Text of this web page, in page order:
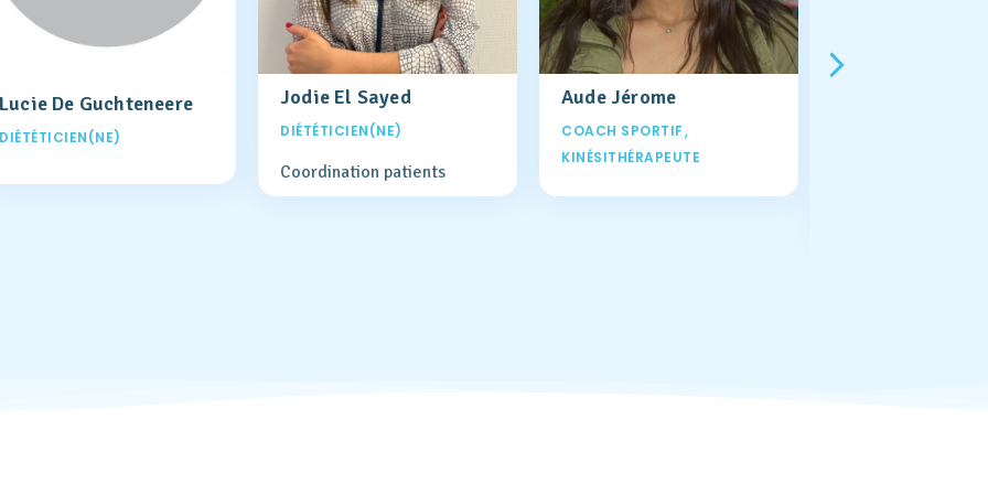
Lucie De Guchteneere
DIÉTÉTICIEN(NE)
Jodie El Sayed
DIÉTÉTICIEN(NE)
Coordination patients
Aude Jérome
COACH SPORTIF,
KINÉSITHÉRAPEUTE